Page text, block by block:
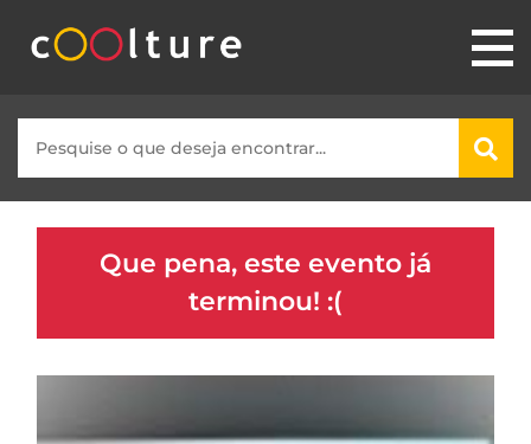
Que pena, este evento já
terminou! :(